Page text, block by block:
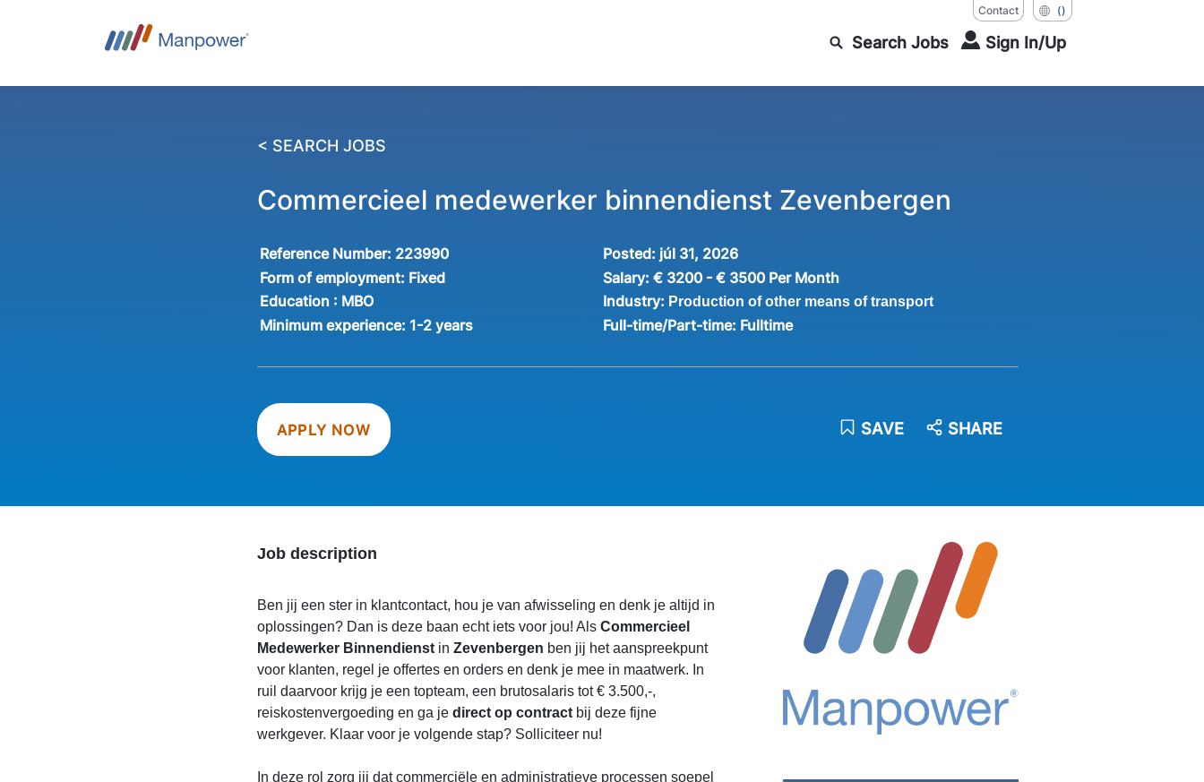
Contact ()
Search Jobs Sign In/Up
< SEARCH JOBS
Commercieel medewerker binnendienst Zevenbergen
Reference Number: 223990 Posted: júl 31, 2026
Form of employment: Fixed Salary: € 3200 - € 3500 Per Month
Education : MBO Industry: Production of other means of transport
Minimum experience: 1-2 years Full-time/Part-time: Fulltime
APPLY NOW SAVE SHARE
Job description
Ben jij een ster in klantcontact, hou je van afwisseling en denk je altijd in
oplossingen? Dan is deze baan echt iets voor jou! Als Commercieel
Medewerker Binnendienst in Zevenbergen ben jij het aanspreekpunt
voor klanten, regel je offertes en orders en denk je mee in maatwerk. In
ruil daarvoor krijg je een topteam, een brutosalaris tot € 3.500,-,
reiskostenvergoeding en ga je direct op contractbij deze fijne
werkgever. Klaar voor je volgende stap? Solliciteer nu!
In deze rol zorg jij dat commerciële en administratieve processen soepel